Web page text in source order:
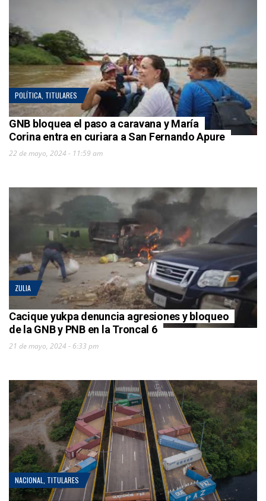
POLÍTICA, TITULARES
GNB bloquea el paso a caravana y María
Corina entra en curiara a San Fernando Apure
22 de mayo, 2024 - 11:59 am
ZULIA
Cacique yukpa denuncia agresiones y bloqueo
de la GNB y PNB en la Troncal 6
21 de mayo, 2024 - 6:33 pm
NACIONAL TITULARES